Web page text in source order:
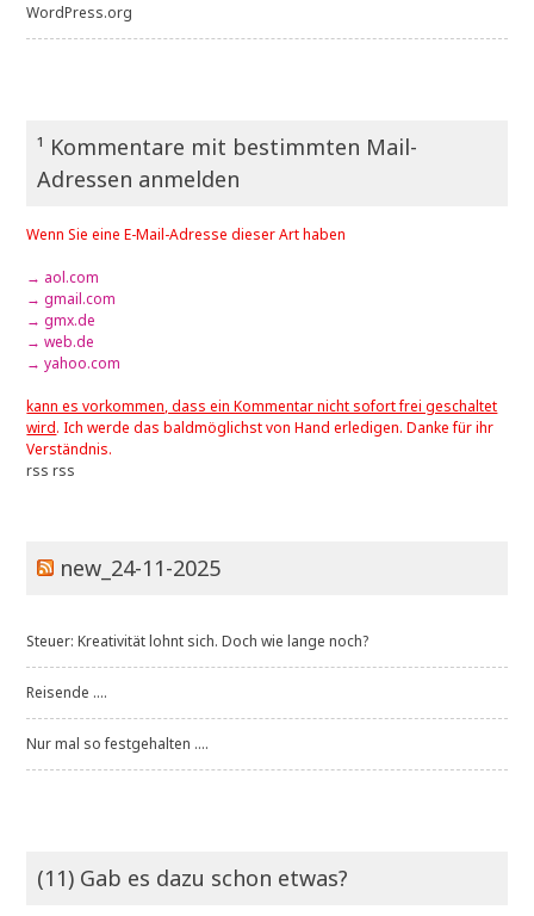
WordPress.org
¹ Kommentare mit bestimmten Mail-
Adressen anmelden
Wenn Sie eine E-Mail-Adresse dieser Art haben
→ aol.com
→ gmail.com
→ gmx.de
→ web.de
→ yahoo.com
kann es vorkommen, dass ein Kommentar nicht sofort frei geschaltet
wird. Ich werde das baldmöglichst von Hand erledigen. Danke für ihr
Verständnis.
rss rss
new_24-11-2025
Steuer: Kreativität lohnt sich. Doch wie lange noch?
Reisende ....
Nur mal so festgehalten ....
(11) Gab es dazu schon etwas?